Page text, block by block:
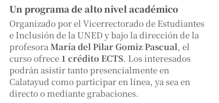
Un programa de alto nivel académico
Organizado por el Vicerrectorado de Estudiantes
e Inclusión de la UNED y bajo la dirección de la
profesora María del Pilar Gomiz Pascual, el
curso ofrece 1 crédito ECTS. Los interesados
podrán asistir tanto presencialmente en
Calatayud como participar en línea, ya sea en
directo o mediante grabaciones.